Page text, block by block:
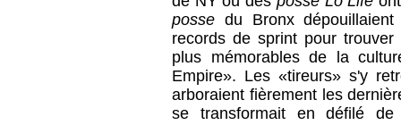
posse du Bronx
records de sprint pour
plus mémorables de la
Empire». Les «tireurs» s'y
arboraient fièrement les
se transformait en défilé